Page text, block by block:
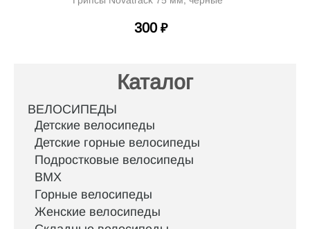
300 ₽
Каталог
ВЕЛОСИПЕДЫ
Детские велосипеды
Детские горные велосипеды
Подростковые велосипеды
BMX
Горные велосипеды
Женские велосипеды